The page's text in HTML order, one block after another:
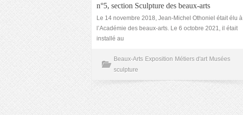
n°5, section Sculpture des beaux-arts
Le 14 novembre 2018, Jean-Michel Othoniel était élu à
l’Académie des beaux-arts. Le 6 octobre 2021, il était
installé au
Beaux-Arts Exposition Métiers d'art Musées
sculpture